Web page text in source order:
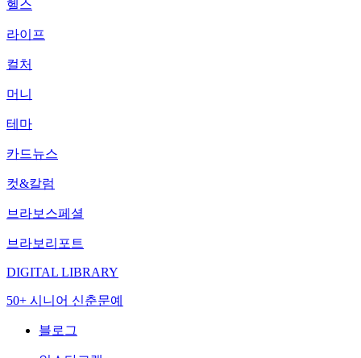
헬스
라이프
컬처
머니
테마
카드뉴스
컷&칼럼
브라보스페셜
브라보리포트
DIGITAL LIBRARY
50+ 시니어 신춘문예
블로그